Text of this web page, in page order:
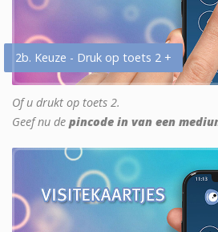
2b. Keuze - Druk op toets 2 +
Of u drukt op toets 2.
Geef nu de pincode in van een